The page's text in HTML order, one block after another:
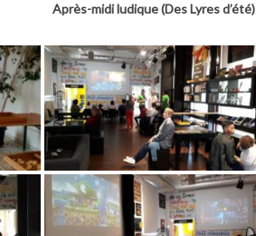
Après-midi ludique (Des Lyres d’été)